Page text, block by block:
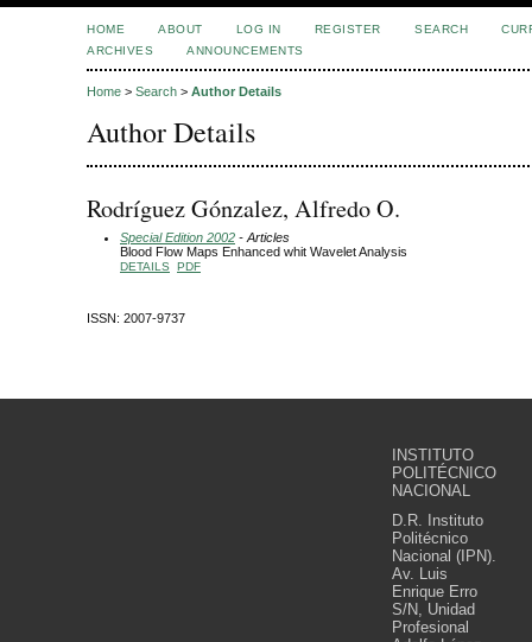
HOME ABOUT LOG IN REGISTER SEARCH
ARCHIVES
ANNOUNCEMENTS
Home > Search > Author Details
Author Details
Rodríguez Gónzalez, Alfredo O.
Special Edition 2002 - Articles
Blood Flow Maps Enhanced whit Wavelet Analysis
DETAILS PDF
ISSN: 2007-9737
INSTITUTO
POLITÉCNICO
NACIONAL
D.R. Instituto
Politécnico
Nacional (IPN).
Av. Luis
Enrique Erro
S/N, Unidad
Profesional